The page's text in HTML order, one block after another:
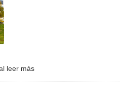
leer más